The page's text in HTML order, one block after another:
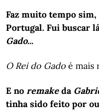
Faz muito tempo
Portugal. Fui buscar
Gado...
O Rei do Gado é mais
E no remakeda
tinha sido feito por